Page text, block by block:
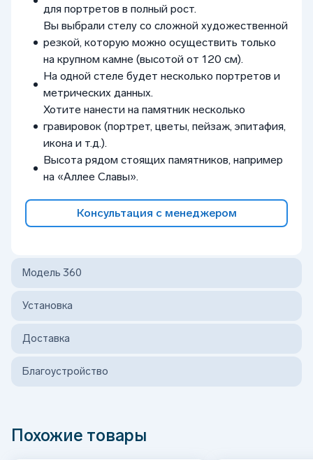
для портретов в полный рост.
Вы выбрали стелу со сложной художественной
резкой, которую можно осуществить только
на крупном камне (высотой от 120 см).
На одной стеле будет несколько портретов и
метрических данных.
Хотите нанести на памятник несколько
гравировок (портрет, цветы, пейзаж, эпитафия,
икона и т.д.).
Высота рядом стоящих памятников, например
на «Аллее Славы».
Консультация с менеджером
Модель 360
Установка
Доставка
Благоустройство
Похожие товары